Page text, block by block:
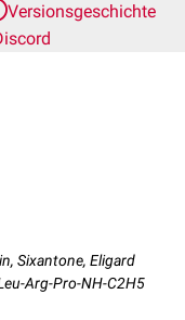
Versionsgeschichte
Sixantone, Eligard
Arg-Pro-NH-C2H5